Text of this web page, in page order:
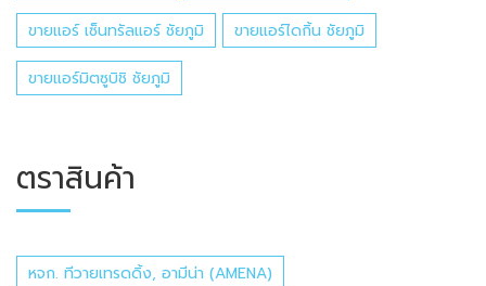
ขายแอร์ เซ็นทรัลแอร์ ชัยภูมิ ขายแอร์ไดกิ้น ชัยภูมิ
ขายแอร์มิตซูบิชิ ชัยภูมิ
ตราสินค้า
หจก. ทีวายเทรดดิ้ง, อามีน่า (AMENA)